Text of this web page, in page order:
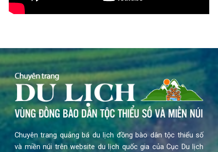
Chuyên trang quảng bá du lịch đồng bào dân tộc thiểu số
và miền núi trên website du lịch quốc gia của Cục Du lịch